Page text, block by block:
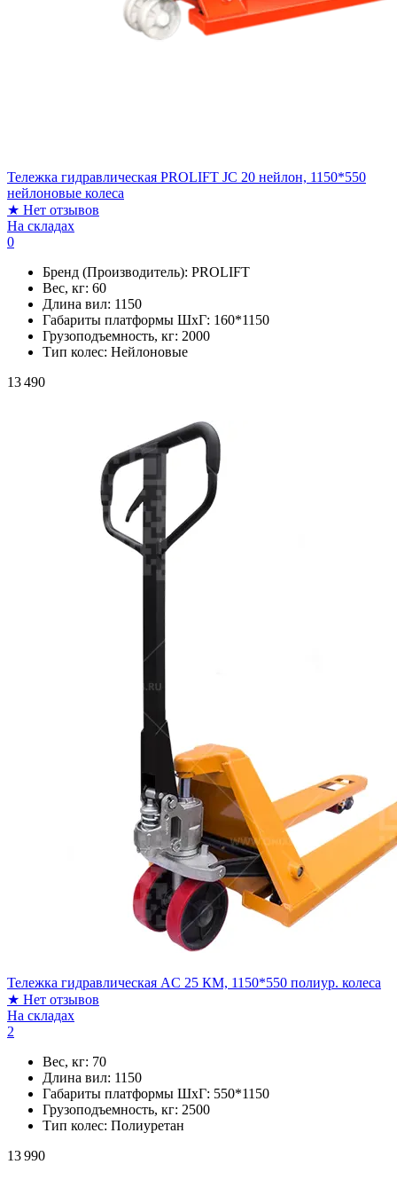
Тележка гидравлическая PROLIFT JC 20 нейлон, 1150*550
нейлоновые колеса
★ Нет отзывов
На складах
0
Бренд (Производитель): PROLIFT
Вес, кг: 60
Длина вил: 1150
Габариты платформы ШxГ: 160*1150
Грузоподъемность, кг: 2000
Тип колес: Нейлоновые
13 490
Тележка гидравлическая AC 25 КМ, 1150*550 полиур. колеса
★ Нет отзывов
На складах
2
Вес, кг: 70
Длина вил: 1150
Габариты платформы ШxГ: 550*1150
Грузоподъемность, кг: 2500
Тип колес: Полиуретан
13 990